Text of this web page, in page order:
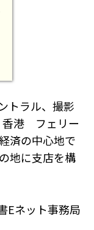
ラル、撮影
香港 フェリー
済の中心地で
地に支店を構
Eネット事務局